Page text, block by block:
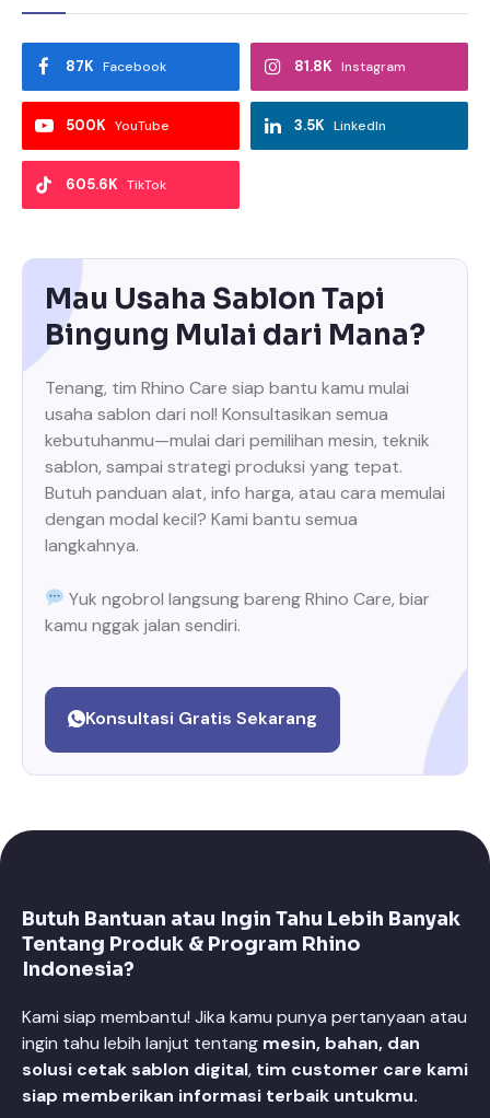
Facebook
87K Instagram
81.8K
YouTube
500K LinkedIn
3.5K
TikTok
605.6K
Mau Usaha Sablon Tapi
Bingung Mulai dari Mana?
Tenang, tim Rhino Care siap bantu kamu mulai
usaha sablon dari nol! Konsultasikan semua
kebutuhanmu—mulai dari pemilihan mesin, teknik
sablon, sampai strategi produksi yang tepat.
Butuh panduan alat, info harga, atau cara memulai
dengan modal kecil? Kami bantu semua
langkahnya.
Yuk ngobrol langsung bareng Rhino Care, biar
kamu nggak jalan sendiri.
Konsultasi Gratis Sekarang
Butuh Bantuan atau Ingin Tahu Lebih Banyak
Tentang Produk & Program Rhino
Indonesia?
Kami siap membantu! Jika kamu punya pertanyaan atau
ingin tahu lebih lanjut tentang mesin, bahan, dan
solusi cetak sablon digital, tim customer care kami
siap memberikan informasi terbaik untukmu.